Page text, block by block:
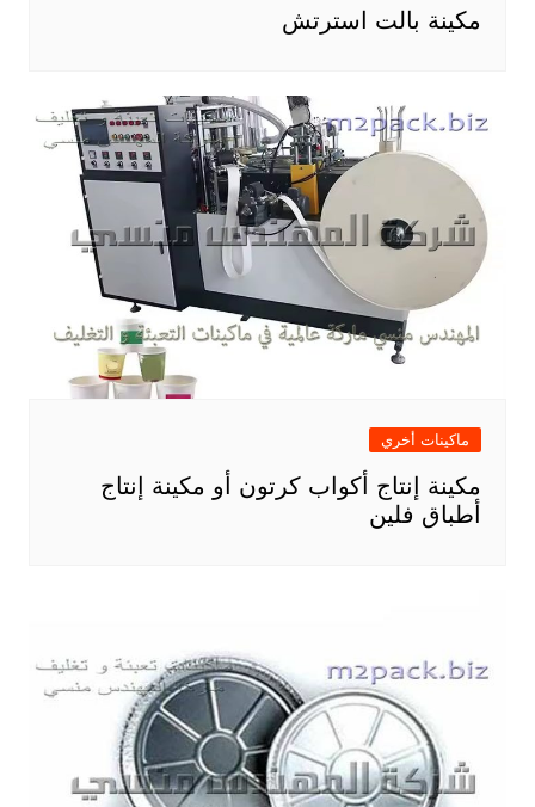
مكينة بالت استرتش
ماكينات أخري
مكينة إنتاج أكواب كرتون أو مكينة إنتاج
أطباق فلين